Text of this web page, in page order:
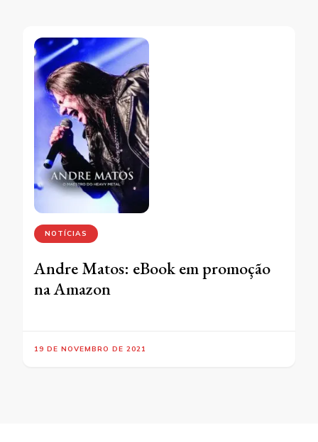
NOTÍCIAS
Andre Matos: eBook em promoção
na Amazon
19 DE NOVEMBRO DE 2021